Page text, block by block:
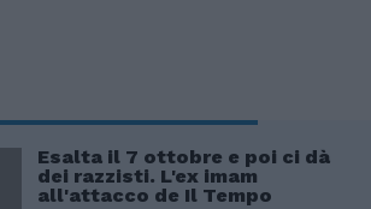
Esalta il 7 ottobre e poi ci dà
dei razzisti. L'ex imam
all'attacco de Il Tempo